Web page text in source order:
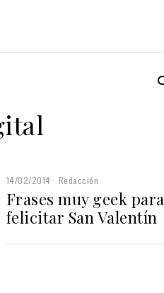
14/02/2014 Redacción
Frases muy geek para
felicitar San Valentín